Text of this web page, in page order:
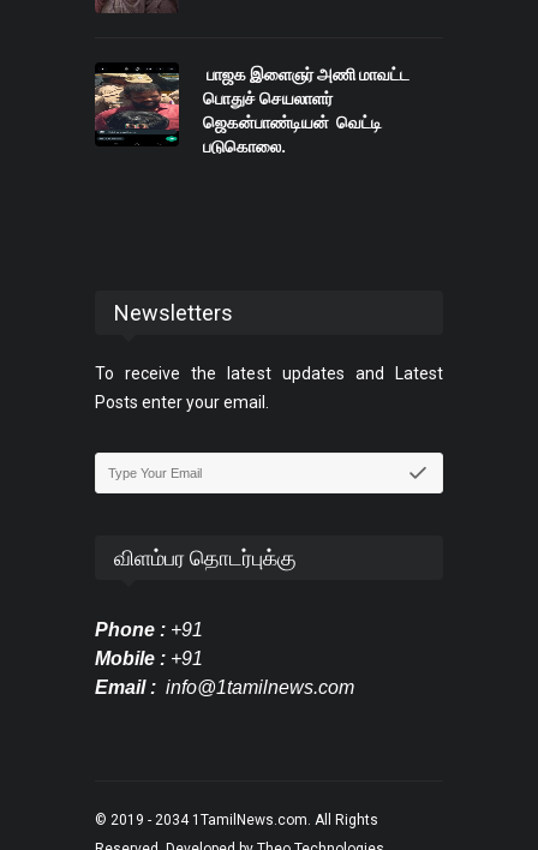
பாஜக இளைஞர் அணி மாவட்ட
பொதுச் செயலாளர்
ஜெகன்பாண்டியன் வெட்டி
படுகொலை.
Newsletters
To receive the latest updates and Latest
Posts enter your email.
விளம்பர தொடர்புக்கு
Phone : +91
Mobile : +91
Email : info@1tamilnews.com
© 2019 - 2034 1TamilNews.com. All Rights